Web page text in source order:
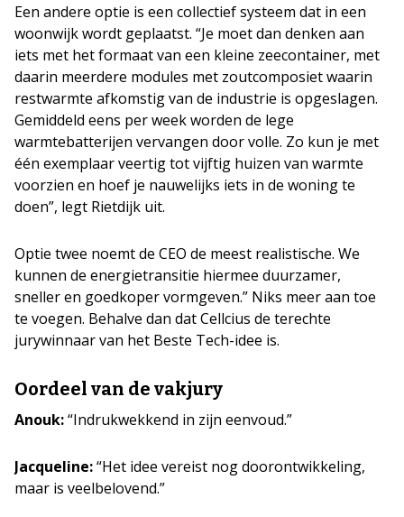
Een andere optie is een collectief systeem dat in een
woonwijk wordt geplaatst. “Je moet dan denken aan
iets met het formaat van een kleine zeecontainer, met
daarin meerdere modules met zoutcomposiet waarin
restwarmte afkomstig van de industrie is opgeslagen.
Gemiddeld eens per week worden de lege
warmtebatterijen vervangen door volle. Zo kun je met
één exemplaar veertig tot vijftig huizen van warmte
voorzien en hoef je nauwelijks iets in de woning te
doen”, legt Rietdijk uit.
Optie twee noemt de CEO de meest realistische. We
kunnen de energietransitie hiermee duurzamer,
sneller en goedkoper vormgeven.” Niks meer aan toe
te voegen. Behalve dan dat Cellcius de terechte
jurywinnaar van het Beste Tech-idee is.
Oordeel van de vakjury
Anouk:“Indrukwekkend in zijn eenvoud.”
Jacqueline:“Het idee vereist nog doorontwikkeling,
maar is veelbelovend.”